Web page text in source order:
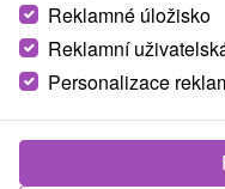
Apartmány Anna
Reklamné úložisko
Reklamní
Personalizace